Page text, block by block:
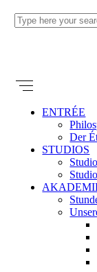
ENTRÉE
Der
STUDIOS